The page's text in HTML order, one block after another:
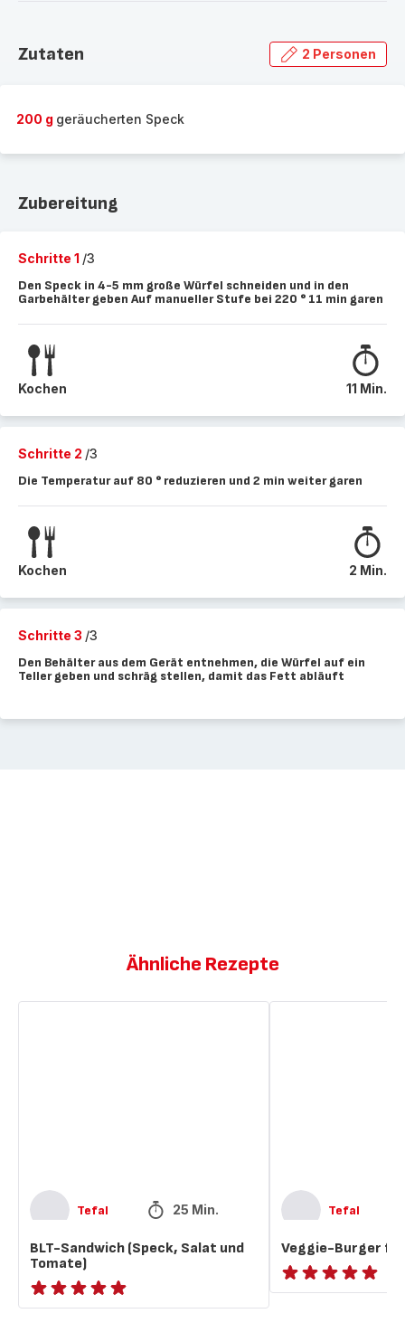
Zutaten 2 Personen
200 g geräucherten Speck
Zubereitung
Schritte 1 /3
Den Speck in 4-5 mm große Würfel schneiden und in den
Garbehälter geben Auf manueller Stufe bei 220 ° 11 min garen
Kochen 11 Min.
Schritte 2 /3
Die Temperatur auf 80 ° reduzieren und 2 min weiter garen
Kochen 2 Min.
Schritte 3 /3
Den Behälter aus dem Gerät entnehmen, die Würfel auf ein
Teller geben und schräg stellen, damit das Fett abläuft
Ähnliche Rezepte
Tefal 25 Min.
BLT-Sandwich (Speck, Salat und
Tomate)
ratings.NaN
Tefal
Veggie-Burger
ratings.NaN